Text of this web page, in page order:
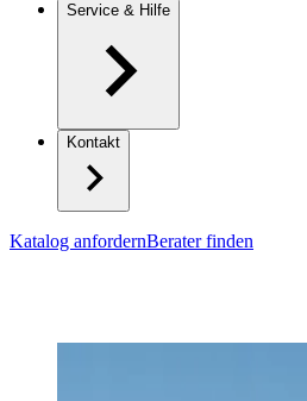
Service & Hilfe
Kontakt
Katalog anfordernBerater finden